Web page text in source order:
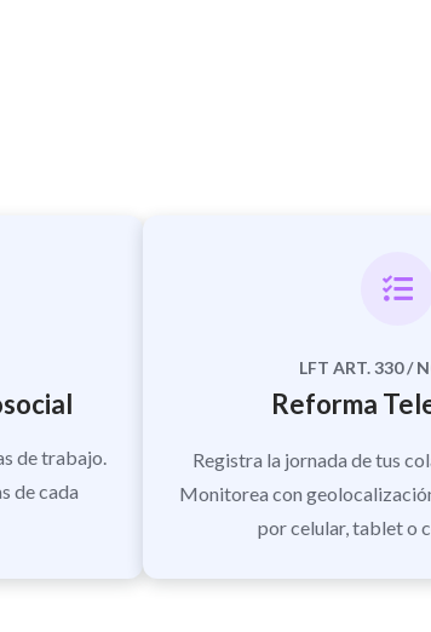
de trabajo.
de cada
LFT ART. 330 /
Reforma
Registra la jornada de tus
Monitorea con
por celular, tablet o